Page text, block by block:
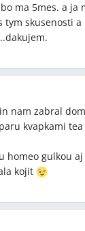
ma 5mes. a ja
tym skusenosti a
nam zabral
kvapkami
homeo gulkou
kojit